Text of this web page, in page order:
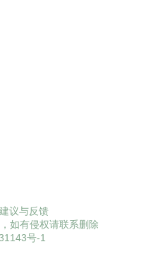
建议与反馈
如有侵权请联系删除
号-1